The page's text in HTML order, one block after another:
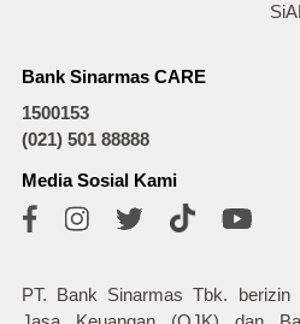
Bank Sinarmas CARE
1500153
(021) 501 88888
Media Sosial Kami
PT. Bank Sinarmas Tbk. berizin